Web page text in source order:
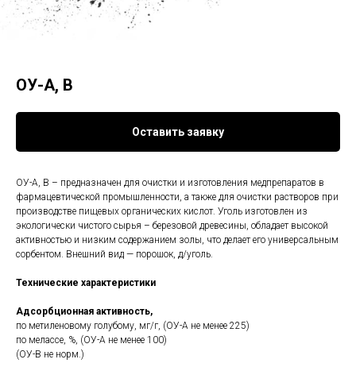
ОУ-А, В
Оставить заявку
ОУ-А, В – предназначен для очистки и изготовления медпрепаратов в
фармацевтической промышленности, а также для очистки растворов при
производстве пищевых органических кислот. Уголь изготовлен из
экологически чистого сырья – березовой древесины, обладает высокой
активностью и низким содержанием золы, что делает его универсальным
сорбентом. Внешний вид — порошок, д/уголь.
Технические характеристики
Адсорбционная активность,
по метиленовому голубому, мг/г, (ОУ-А не менее 225)
по мелассе, %, (ОУ-А не менее 100)
(ОУ-В не норм.)